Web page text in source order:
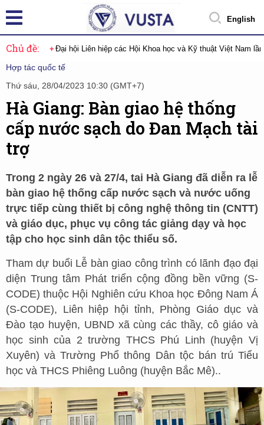
English
Chủ đề: Đại hội Liên hiệp các Hội Khoa học và Kỹ thuật Việt Nam
Hợp tác quốc tế
Thứ sáu, 28/04/2023 10:30 (GMT+7)
Hà Giang: Bàn giao hệ thống
cấp nước sạch do Đan Mạch tài
trợ
Trong 2 ngày 26 và 27/4, tai Hà Giang đã diễn ra lễ
bàn giao hệ thống cấp nước sạch và nước uống
trực tiếp cùng thiết bị công nghệ thông tin (CNTT)
và giáo dục, phục vụ công tác giảng dạy và học
tập cho học sinh dân tộc thiểu số.
Tham dự buổi Lễ bàn giao công trình có lãnh đạo đại
diện Trung tâm Phát triển cộng đồng bền vững (S-
CODE) thuộc Hội Nghiên cứu Khoa học Đông Nam Á
(S-CODE), Liên hiệp hội tỉnh, Phòng Giáo dục và
Đào tạo huyện, UBND xã cùng các thầy, cô giáo và
học sinh của 2 trường THCS Phú Linh (huyện Vị
Xuyên) và Trường Phổ thông Dân tộc bán trú Tiểu
học và THCS Phiêng Luông (huyện Bắc Mê)..